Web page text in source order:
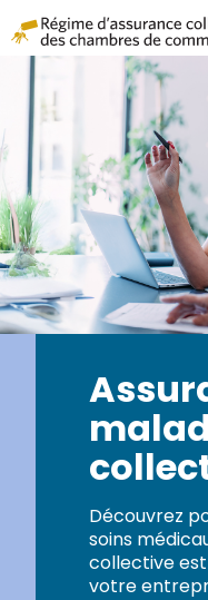
Découvrez
soins
collective
votre